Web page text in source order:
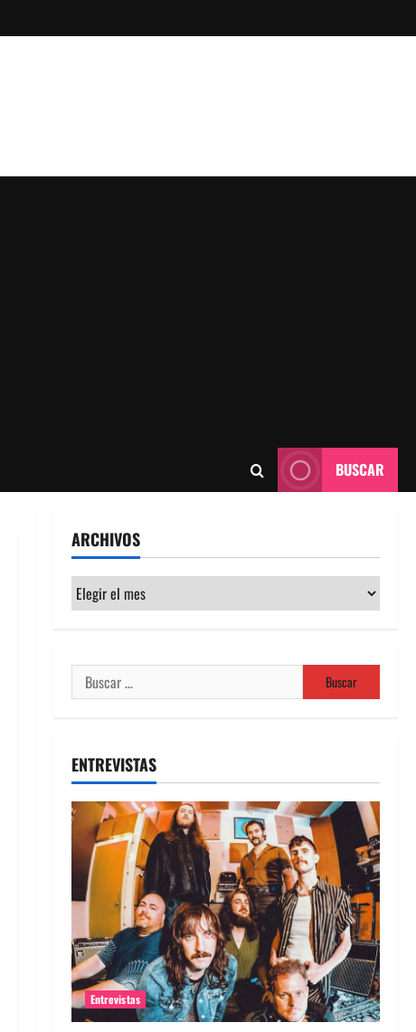
BUSCAR
ARCHIVOS
Archivos
Buscar:
ENTREVISTAS
Entrevistas